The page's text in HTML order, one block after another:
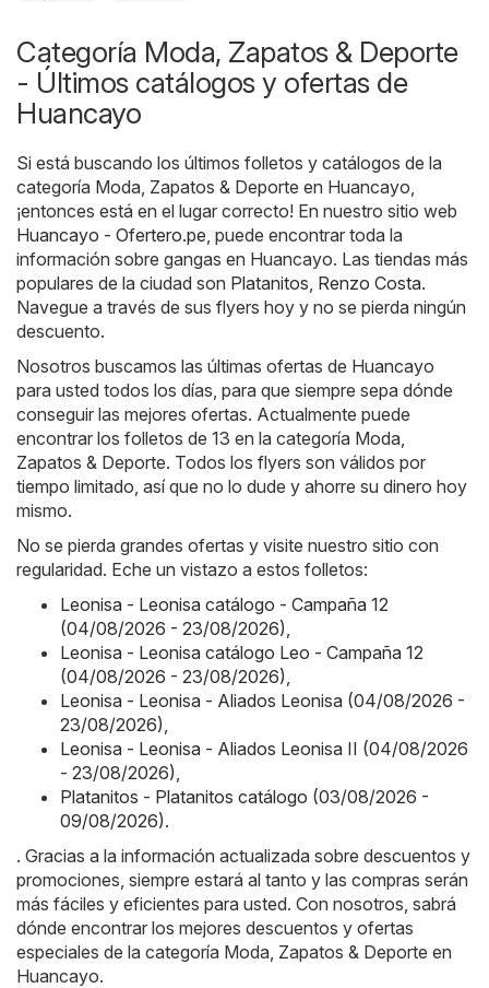
Categoría Moda, Zapatos & Deporte
- Últimos catálogos y ofertas de
Huancayo
Si está buscando los últimos folletos y catálogos de la
categoría Moda, Zapatos & Deporte en Huancayo,
¡entonces está en el lugar correcto! En nuestro sitio web
Huancayo - Ofertero.pe , puede encontrar toda la
información sobre gangas en Huancayo. Las tiendas más
populares de la ciudad son Platanitos Renzo Costa.
Navegue a través de sus flyers hoy y no se pierda ningún
descuento.
Nosotros buscamos las últimas ofertas de Huancayo
para usted todos los días, para que siempre sepa dónde
conseguir las mejores ofertas. Actualmente puede
encontrar los folletos de 13 en la categoría Moda,
Zapatos & Deporte. Todos los flyers son válidos por
tiempo limitado, así que no lo dude y ahorre su dinero hoy
mismo.
No se pierda grandes ofertas y visite nuestro sitio con
regularidad. Eche un vistazo a estos folletos:
Leonisa - Leonisa catálogo - Campaña 12
(04/08/2026 - 23/08/2026)
Leonisa - Leonisa catálogo Leo - Campaña 12
(04/08/2026 - 23/08/2026)
Leonisa - Leonisa - Aliados Leonisa (04/08/2026 -
23/08/2026)
Leonisa - Leonisa - Aliados Leonisa II (04/08/2026
- 23/08/2026)
Platanitos - Platanitos catálogo (03/08/2026 -
09/08/2026).
. Gracias a la información actualizada sobre descuentos y
promociones, siempre estará al tanto y las compras serán
más fáciles y eficientes para usted. Con nosotros, sabrá
dónde encontrar los mejores descuentos y ofertas
especiales de la categoría Moda, Zapatos & Deporte en
Huancayo.